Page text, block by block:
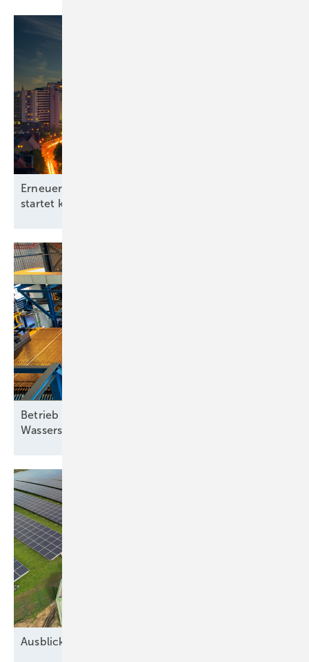
Erneuerbare-Energien-Branchentag in Hannover
startet kommunale
Betrieb abhängig von Schwankungen: Wie grüne
Wasserstoff-Lieferverträge aussehen
Ausblick auf 2026: Neue Geschäfte für